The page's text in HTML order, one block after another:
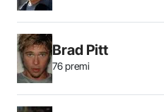
Brad Pitt
76 premi